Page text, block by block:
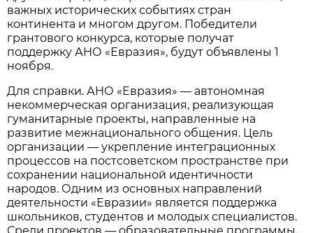
важных исторических событиях стран
континента и многом другом. Победители
грантового конкурса, которые получат
поддержку АНО «Евразия», будут объявлены 1
ноября.
Для справки. АНО «Евразия» — автономная
некоммерческая организация, реализующая
гуманитарные проекты, направленные на
развитие межнационального общения. Цель
организации — укрепление интеграционных
процессов на постсоветском пространстве при
сохранении национальной идентичности
народов. Одним из основных направлений
деятельности «Евразии» является поддержка
школьников, студентов и молодых специалистов.